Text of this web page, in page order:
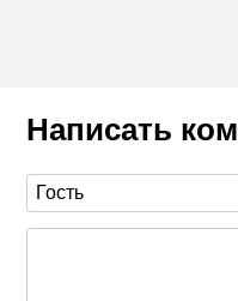
Написать